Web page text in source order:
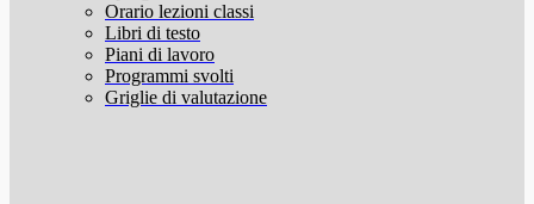
Orario lezioni classi
Libri di testo
Piani di lavoro
Programmi svolti
Griglie di valutazione